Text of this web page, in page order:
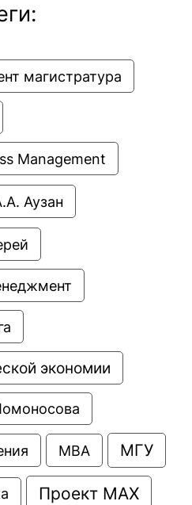
магистратура
Management
Аузан
экономии
МВА МГУ
Проект МАХ